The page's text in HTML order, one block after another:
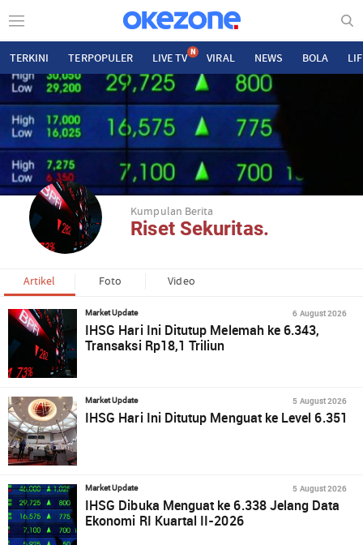
TERKINI TERPOPULER LIVE TV N VIRAL NEWS BOLA
Kumpulan Berita
Riset Sekuritas.
Artikel Foto Video
Market Update 6 August 2026
IHSG Hari Ini Ditutup Melemah ke 6.343,
Transaksi Rp18,1 Triliun
Market Update 5 August 2026
IHSG Hari Ini Ditutup Menguat ke Level 6.351
Market Update 5 August 2026
IHSG Dibuka Menguat ke 6.338 Jelang Data
Ekonomi RI Kuartal II-2026